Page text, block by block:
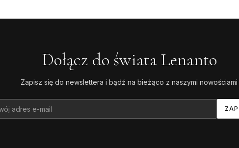
Dołącz do świata Lenanto
Zapisz się do newslettera i bądź na bieżąco z naszymi nowościami